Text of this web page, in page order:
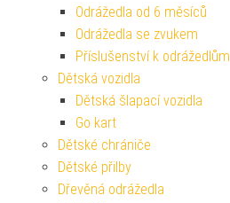
Odrážedla od 6 měsíců
Odrážedla se zvukem
Příslušenství k odrážedlům
Dětská vozidla
Dětská šlapací vozidla
Go kart
Dětské chrániče
Dětské přilby
Dřevěná odrážedla